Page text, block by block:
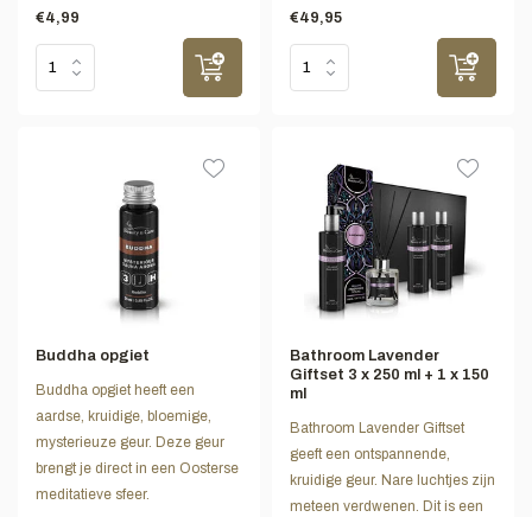
€4,99
€49,95
Buddha opgiet
Buddha opgiet heeft een
aardse, kruidige, bloemige,
mysterieuze geur. Deze geur
brengt je direct in een Oosterse
meditatieve sfeer.
Bathroom Lavender
Giftset 3 x 250 ml + 1 x 150
ml
Bathroom Lavender Giftset
geeft een ontspannende,
kruidige geur. Nare luchtjes zijn
meteen verdwenen. Dit is een